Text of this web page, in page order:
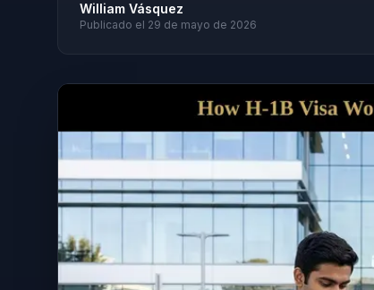
William Vásquez
Publicado el 29 de mayo de 2026